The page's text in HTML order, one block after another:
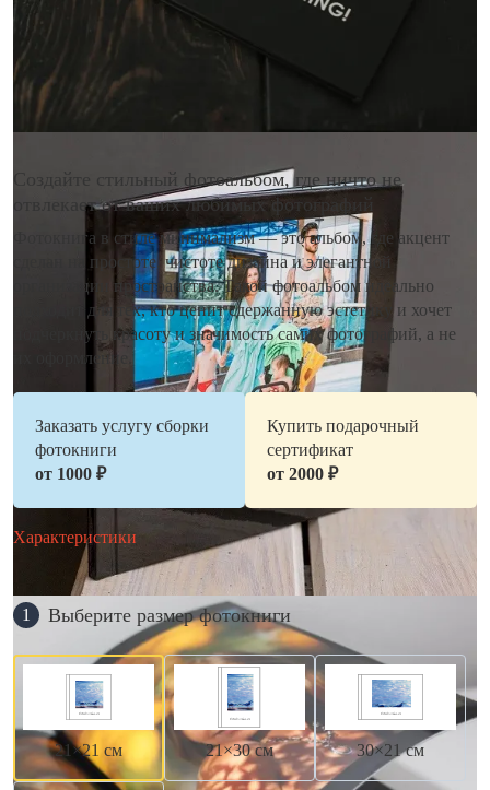
Создайте стильный фотоальбом, где ничто не
отвлекает от ваших любимых фотографий
Фотокнига в стиле минимализм — это альбом, где акцент
сделан на простоте, чистоте дизайна и элегантной
организации пространства. Такой фотоальбом идеально
подходит для тех, кто ценит сдержанную эстетику и хочет
подчеркнуть красоту и значимость самих фотографий, а не
их оформление.
Заказать услугу сборки
фотокниги
от 1000 ₽
Купить подарочный
сертификат
от 2000 ₽
Характеристики
1 Выберите размер фотокниги
21×21 см 21×30 см 30×21 см